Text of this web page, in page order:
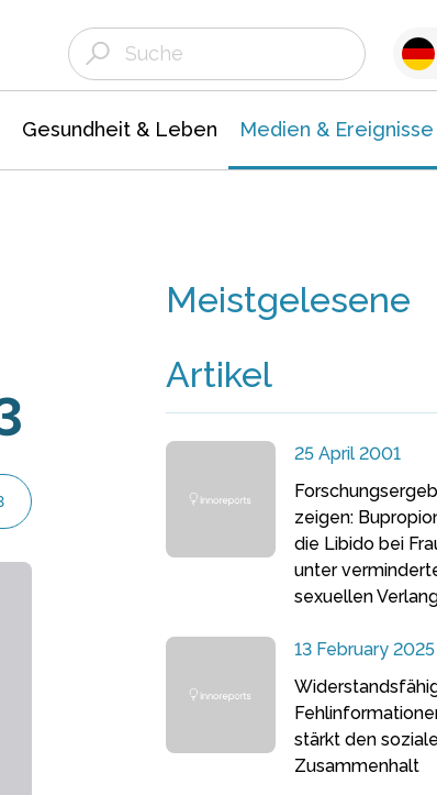
Gesundheit & Leben Medien & Ereignisse
Meistgelesene
Artikel
25 April 2001
zeigen:
die Libido bei
unter
sexuellen
13 February 2025
stärkt den
Zusammenhalt